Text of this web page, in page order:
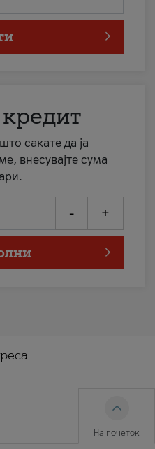
сакате да ја
внесувајте сума
- +
На почеток